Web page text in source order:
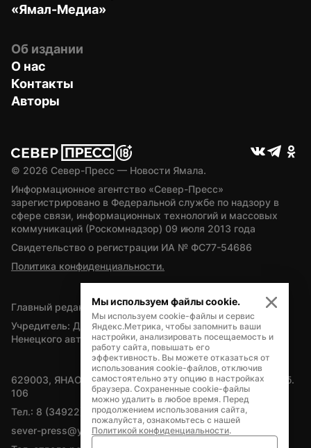
«Ямал-Медиа»
Об издании
О нас
Контакты
Авторы
© 2026 Север-Пресс — Новости Ямала.
Информационное агентство «Север-Пресс»
зарегистрировано в Федеральной службе по надзору в
сфере связи, информационных технологий и массовых
коммуникаций (Роскомнадзор) 09 июля 2013 года
Свидетельство о регистрации ИА № ФС77-54686
Политика конфиденциальности.
Главный редактор — А.Л. Поздеев
Учредитель: Департамент внутренней политики Ямало-
Ненецкого автономного округа
629003, ЯНАО, Салехард, мкр. Богдана Кнунянца, д.1, каб.
106
Тел.: 8 (34922) 71262
sever-press@yamal-media.ru
Мы используем файлы cookie.
Мы используем cookie-файлы и сервис
Яндекс.Метрика, чтобы запомнить ваши
настройки, анализировать посещаемость и
работу сайта, повышать его
эффективность. Вы можете отказаться от
использования cookie-файлов, отключив
самостоятельно эту опцию в настройках
браузера. Сохраненные cookie-файлы
можно удалить в любое время. Перед
продолжением использования сайта,
пожалуйста, ознакомьтесь с нашей
Политикой конфиденциальности.